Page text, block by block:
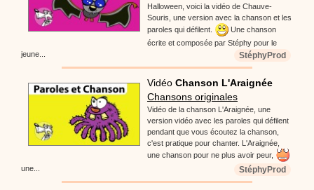
Halloween, voici la vidéo de Chauve-
Souris, une version avec la chanson et les
paroles qui défilent.
Une chanson
écrite et composée par Stéphy pour le
jeune...
StéphyProd
Vidéo Chanson L'Araignée
Chansons originales
Vidéo de la chanson L'Araignée, une
version vidéo avec les paroles qui défilent
pendant que vous écoutez la chanson,
c'est pratique pour chanter. L'Araignée,
une chanson pour ne plus avoir peur,
une...
StéphyProd